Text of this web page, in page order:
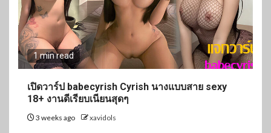
1 min read
เปิดวาร์ป babecyrish Cyrish นางแบบสาย sexy
18+ งานดีเรียบเนียนสุดๆ
3 weeks ago xavidols